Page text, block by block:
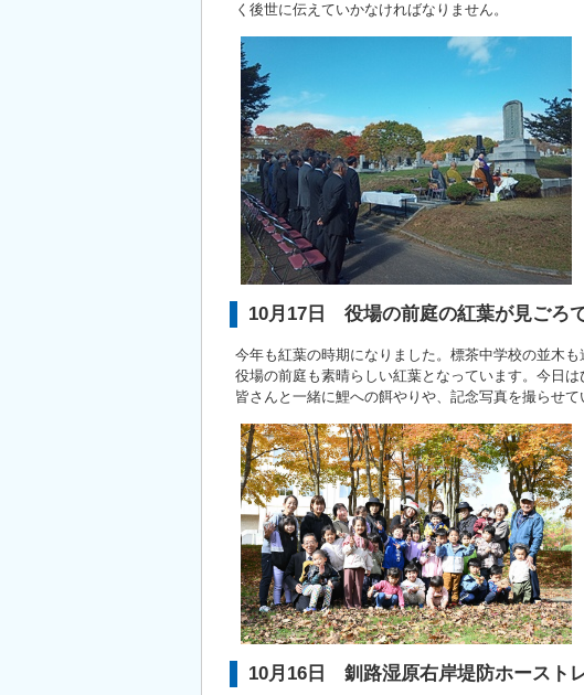
く後世に伝えていかなければなりません。
10月17日 役場の前庭の紅葉が見ごろ
今年も紅葉の時期になりました。標茶中学校の並木
役場の前庭も素晴らしい紅葉となっています。今日
皆さんと一緒に鯉への餌やりや、記念写真を撮らせ
10月16日 釧路湿原右岸堤防ホースト